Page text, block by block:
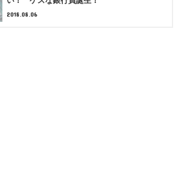
2018.08.06